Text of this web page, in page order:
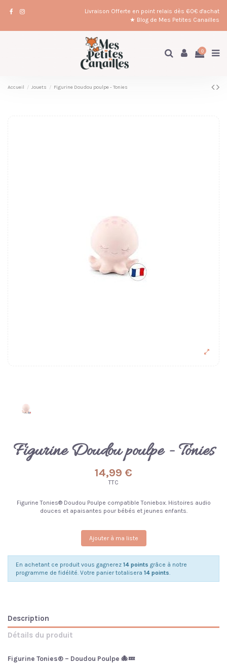
Livraison Offerte en point relais dès 60€ d'achat
★ Blog de Mes Petites Canailles
0
Accueil Jouets Figurine Doudou poulpe - Tonies
Figurine Doudou poulpe - Tonies
14,99 €
TTC
Figurine Tonies® Doudou Poulpe compatible Toniebox. Histoires audio
douces et apaisantes pour bébés et jeunes enfants.
Ajouter à ma liste
En achetant ce produit vous gagnerez 14 points grâce à notre
programme de fidélité. Votre panier totalisera 14 points.
Description
Détails du produit
Figurine Tonies® – Doudou Poulpe 🐙💤